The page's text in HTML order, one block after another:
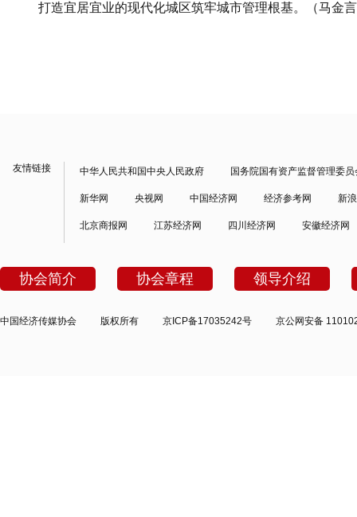
打造宜居宜业的现代化城区筑牢城市管理根基。（马金
友情链接 中华人民共和国中央人民政府 国务院国有资产监督管理委员
新华网 央视网 中国经济网 经济参考网 新
北京商报网 江苏经济网 四川经济网 安徽经济网
协会简介 协会章程 领导介绍
中国经济传媒协会 版权所有 京ICP备17035242号 京公网安备